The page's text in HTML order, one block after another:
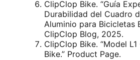
ClipClop Bike. “Guía
Durabilidad del Cuadro
Aluminio para Bicicletas
ClipClop Blog, 2025.
ClipClop Bike. “Model
Bike.” Product Page.